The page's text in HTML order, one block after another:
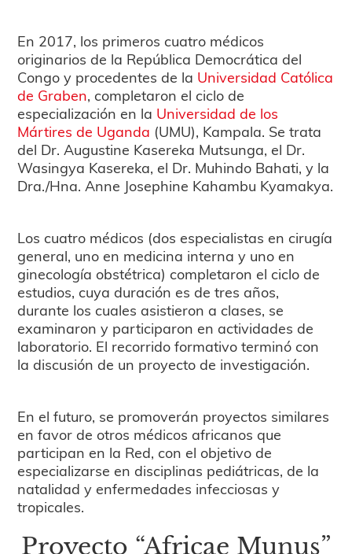
En 2017, los primeros cuatro médicos
originarios de la República Democrática del
Congo y procedentes de la Universidad Católica
de Graben, completaron el ciclo de
especialización en la Universidad de los
Mártires de Uganda (UMU), Kampala. Se trata
del Dr. Augustine Kasereka Mutsunga, el Dr.
Wasingya Kasereka, el Dr. Muhindo Bahati, y la
Dra./Hna. Anne Josephine Kahambu Kyamakya.
Los cuatro médicos (dos especialistas en cirugía
general, uno en medicina interna y uno en
ginecología obstétrica) completaron el ciclo de
estudios, cuya duración es de tres años,
durante los cuales asistieron a clases, se
examinaron y participaron en actividades de
laboratorio. El recorrido formativo terminó con
la discusión de un proyecto de investigación.
En el futuro, se promoverán proyectos similares
en favor de otros médicos africanos que
participan en la Red, con el objetivo de
especializarse en disciplinas pediátricas, de la
natalidad y enfermedades infecciosas y
tropicales.
Proyecto “Africae Munus”